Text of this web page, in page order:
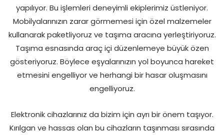
yapılıyor. Bu işlemleri deneyimli ekiplerimiz üstleniyor.
Mobilyalarınızın zarar görmemesi için özel malzemeler
kullanarak paketliyoruz ve taşıma aracına yerleştiriyoruz.
Taşıma esnasında araç içi düzenlemeye büyük özen
gösteriyoruz. Böylece eşyalarınızın yol boyunca hareket
etmesini engelliyor ve herhangi bir hasar oluşmasını
engelliyoruz.
Elektronik cihazlarınız da bizim için ayrı bir önem taşıyor.
Kırılgan ve hassas olan bu cihazların taşınması sırasında